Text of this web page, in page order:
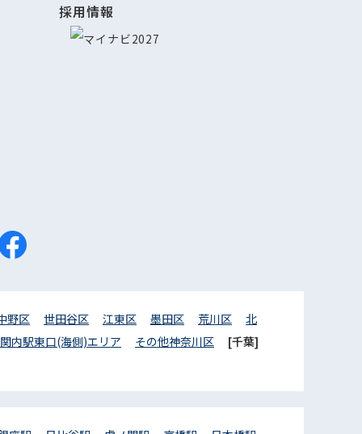
採用情報
野区 世田谷区 江東区 墨田区 荒川区
北
関内駅東口(海側)エリア その他神奈川区
[千葉]